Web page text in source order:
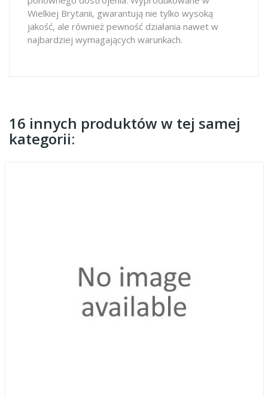
Wielkiej Brytanii, gwarantują nie tylko wysoką
jakość, ale również pewność działania nawet w
najbardziej wymagających warunkach.
16 innych produktów w tej samej
kategorii: